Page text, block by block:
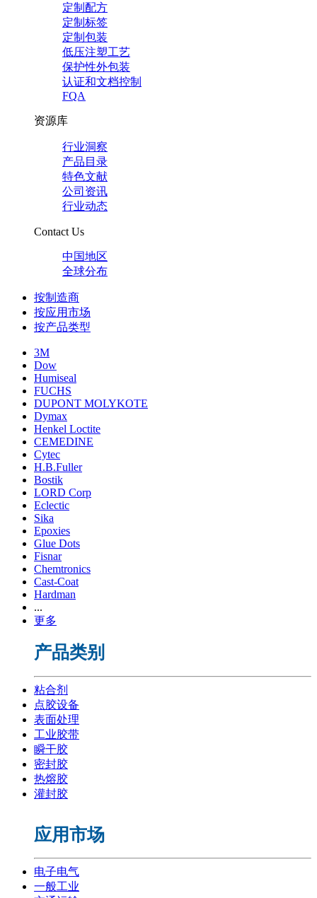
定制配方
定制标签
定制包装
低压注塑工艺
保护性外包装
认证和文档控制
FQA
资源库
行业洞察
产品目录
特色文献
公司资讯
行业动态
Contact Us
中国地区
全球分布
按制造商
按应用市场
按产品类型
3M
Dow
Humiseal
FUCHS
DUPONT MOLYKOTE
Dymax
Henkel Loctite
CEMEDINE
Cytec
H.B.Fuller
Bostik
LORD Corp
Eclectic
Sika
Epoxies
Glue Dots
Fisnar
Chemtronics
Cast-Coat
Hardman
...
更多
产品类别
粘合剂
点胶设备
表面处理
工业胶带
瞬干胶
密封胶
热熔胶
灌封胶
应用市场
电子电气
一般工业